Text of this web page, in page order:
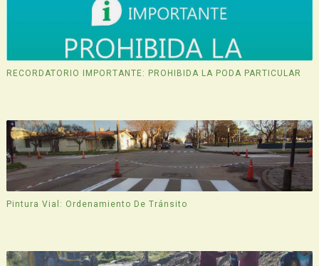
RECORDATORIO IMPORTANTE: PROHIBIDA LA PODA PARTICULAR
Pintura Vial: Ordenamiento De Tránsito